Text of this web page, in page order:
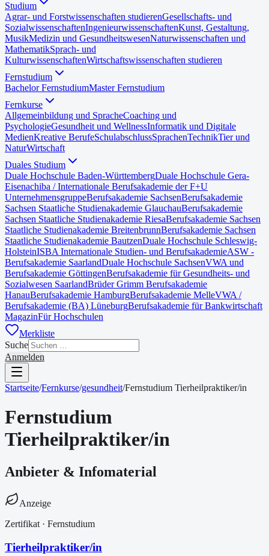
Studium
Agrar- und Forstwissenschaften studierenGesellschafts- und
SozialwissenschaftenIngenieurwissenschaftenKunst, Gestaltung,
MusikMedizin und GesundheitswesenNaturwissenschaften und
MathematikSprach- und
KulturwissenschaftenWirtschaftswissenschaften studieren
Fernstudium
Bachelor FernstudiumMaster Fernstudium
Fernkurse
Allgemeinbildung und SpracheCoaching und
PsychologieGesundheit und WellnessInformatik und Digitale
MedienKreative BerufeSchulabschlussSprachenTechnikTier und
NaturWirtschaft
Duales Studium
Duale Hochschule Baden-WürttembergDuale Hochschule Gera-
Eisenachiba / Internationale Berufsakademie der F+U
UnternehmensgruppeBerufsakademie SachsenBerufsakademie
Sachsen Staatliche Studienakademie GlauchauBerufsakademie
Sachsen Staatliche Studienakademie RiesaBerufsakademie Sachsen
Staatliche Studienakademie BreitenbrunnBerufsakademie Sachsen
Staatliche Studienakademie BautzenDuale Hochschule Schleswig-
HolsteinISBA Internationale Studien- und BerufsakademieASW -
Berufsakademie SaarlandDuale Hochschule SachsenVWA und
Berufsakademie GöttingenBerufsakademie für Gesundheits- und
Sozialwesen SaarlandBrüder Grimm Berufsakademie
HanauBerufsakademie HamburgBerufsakademie MelleVWA /
Berufsakademie (BA) LüneburgBerufsakademie für Bankwirtschaft
MagazinFür Hochschulen
Merkliste
Suche
Anmelden
Startseite/Fernkurse/gesundheit/Fernstudium Tierheilpraktiker/in
Fernstudium
Tierheilpraktiker/in
Anbieter & Infomaterial
Anzeige
Zertifikat · Fernstudium
Tierheilpraktiker/in